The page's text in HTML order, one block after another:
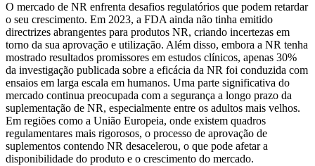
O mercado de NR enfrenta desafios regulatórios que podem retardar
o seu crescimento. Em 2023, a FDA ainda não tinha emitido
directrizes abrangentes para produtos NR, criando incertezas em
torno da sua aprovação e utilização. Além disso, embora a NR tenha
mostrado resultados promissores em estudos clínicos, apenas 30%
da investigação publicada sobre a eficácia da NR foi conduzida com
ensaios em larga escala em humanos. Uma parte significativa do
mercado continua preocupada com a segurança a longo prazo da
suplementação de NR, especialmente entre os adultos mais velhos.
Em regiões como a União Europeia, onde existem quadros
regulamentares mais rigorosos, o processo de aprovação de
suplementos contendo NR desacelerou, o que pode afetar a
disponibilidade do produto e o crescimento do mercado.